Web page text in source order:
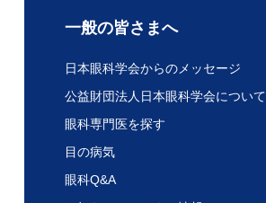
一般の皆さまへ
日本眼科学会からのメッセージ
公益財団法人日本眼科学会について
眼科専門医を探す
目の病気
眼科Q&A